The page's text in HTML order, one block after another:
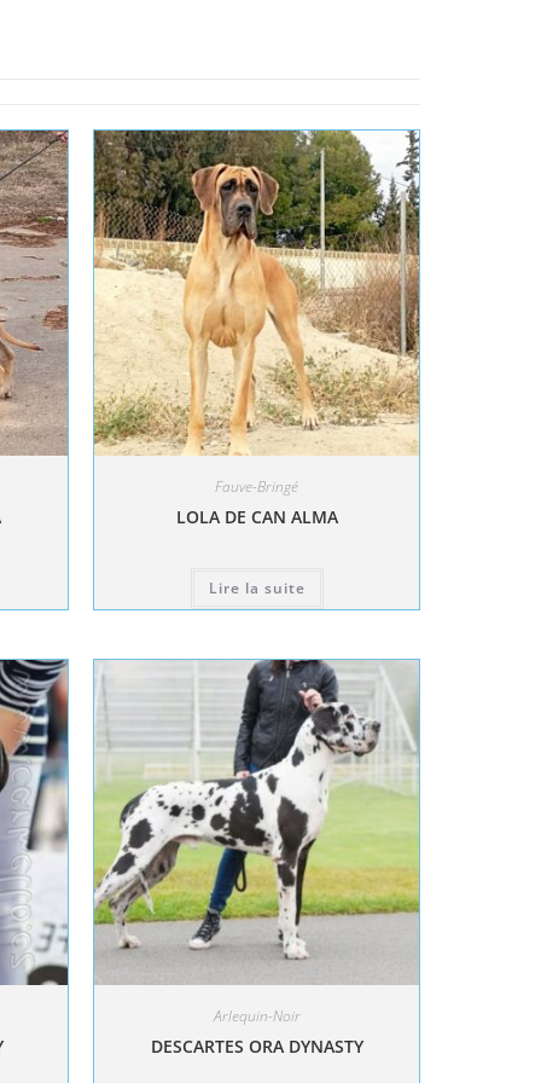
Fauve-Bringé
LOLA DE CAN ALMA
Lire la suite
Arlequin-Noir
DESCARTES ORA DYNASTY